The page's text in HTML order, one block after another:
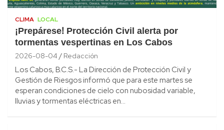
CLIMA LOCAL
¡Prepárese! Protección Civil alerta por
tormentas vespertinas en Los Cabos
2026-08-04 Redacción
Los Cabos, B.C.S.- La Dirección de Protección Civil y
Gestión de Riesgos informó que para este martes se
esperan condiciones de cielo con nubosidad variable,
lluvias y tormentas eléctricas en…